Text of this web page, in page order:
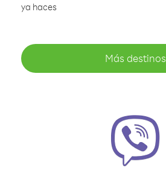
ya haces
Más destinos